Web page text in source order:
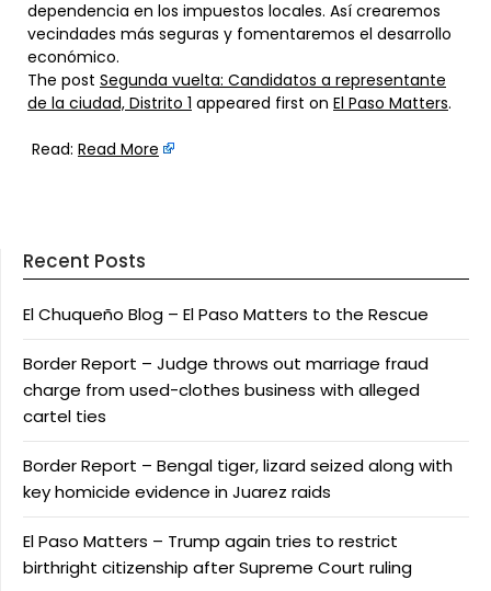
dependencia en los impuestos locales. Así crearemos
vecindades más seguras y fomentaremos el desarrollo
económico.
The post Segunda vuelta: Candidatos a representante
de la ciudad, Distrito 1 appeared first on El Paso Matters.
Read: Read More
Recent Posts
El Chuqueño Blog – El Paso Matters to the Rescue
Border Report – Judge throws out marriage fraud
charge from used-clothes business with alleged
cartel ties
Border Report – Bengal tiger, lizard seized along with
key homicide evidence in Juarez raids
El Paso Matters – Trump again tries to restrict
birthright citizenship after Supreme Court ruling